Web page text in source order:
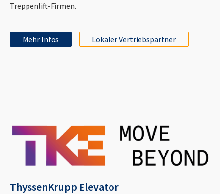
Treppenlift-Firmen.
Mehr Infos Lokaler Vertriebspartner
ThyssenKrupp Elevator